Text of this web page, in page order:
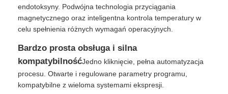
endotoksyny. Podwójna technologia przyciągania
magnetycznego oraz inteligentna kontrola temperatury w
celu spełnienia różnych wymagań operacyjnych.
Bardzo prosta obsługa i silna
kompatybilnośćJedno kliknięcie, pełna automatyzacja
procesu. Otwarte i regulowane parametry programu,
kompatybilne z wieloma systemami ekspresji.